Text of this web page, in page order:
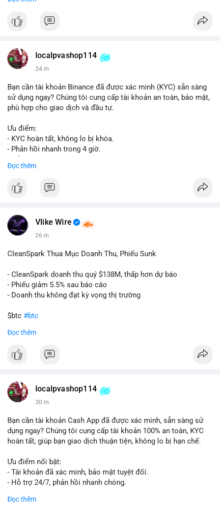
📞 WhatsApp: +1 660 215-8938
📧 Email: localpvashop@gmail.com
của bạn!
localpvashop114
24 m
Bạn cần tài khoản Binance đã được xác minh (KYC) sẵn sàng
sử dụng ngay? Chúng tôi cung cấp tài khoản an toàn, bảo mật,
phù hợp cho giao dịch và đầu tư.
Ưu điểm:
- KYC hoàn tất, không lo bị khóa.
- Phản hồi nhanh trong 4 giờ.
📞 WhatsApp: +1 660 215-8938
Đọc thêm
Vlike Wire
26 m
CleanSpark Thua Mục Doanh Thu, Phiếu Sunk
- CleanSpark doanh thu quý $138M, thấp hơn dự báo
- Phiếu giảm 5.5% sau báo cáo
- Doanh thu không đạt kỳ vọng thị trường
$btc #btc
#vlikevn
📰 Nguồn: Cointelegraph
Đọc thêm
localpvashop114
30 m
Bạn cần tài khoản Cash App đã được xác minh, sẵn sàng sử
dụng ngay? Chúng tôi cung cấp tài khoản 100% an toàn, KYC
hoàn tất, giúp bạn giao dịch thuận tiện, không lo bị hạn chế.
Ưu điểm nổi bật:
- Tài khoản đã xác minh, bảo mật tuyệt đối.
- Hỗ trợ 24/7, phản hồi nhanh chóng.
Đọc thêm